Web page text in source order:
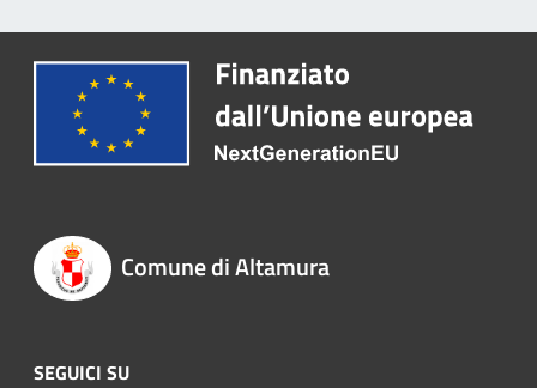
Comune di Altamura
SEGUICI SU